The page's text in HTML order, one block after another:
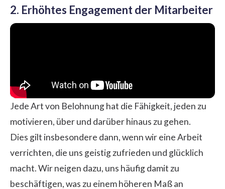
2. Erhöhtes Engagement der Mitarbeiter
Jede Art von Belohnung hat die Fähigkeit, jeden zu
motivieren, über und darüber hinaus zu gehen.
Dies gilt insbesondere dann, wenn wir eine Arbeit
verrichten, die uns geistig zufrieden und glücklich
macht. Wir neigen dazu, uns häufig damit zu
beschäftigen, was zu einem höheren Maß an